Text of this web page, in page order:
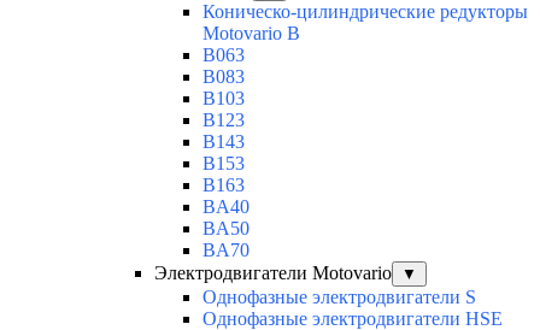
Коническо-цилиндрические редукторы
Motovario B
B063
B083
B103
B123
B143
B153
B163
BA40
BA50
BA70
Электродвигатели Motovario
▼
Однофазные электродвигатели S
Однофазные электродвигатели HSE